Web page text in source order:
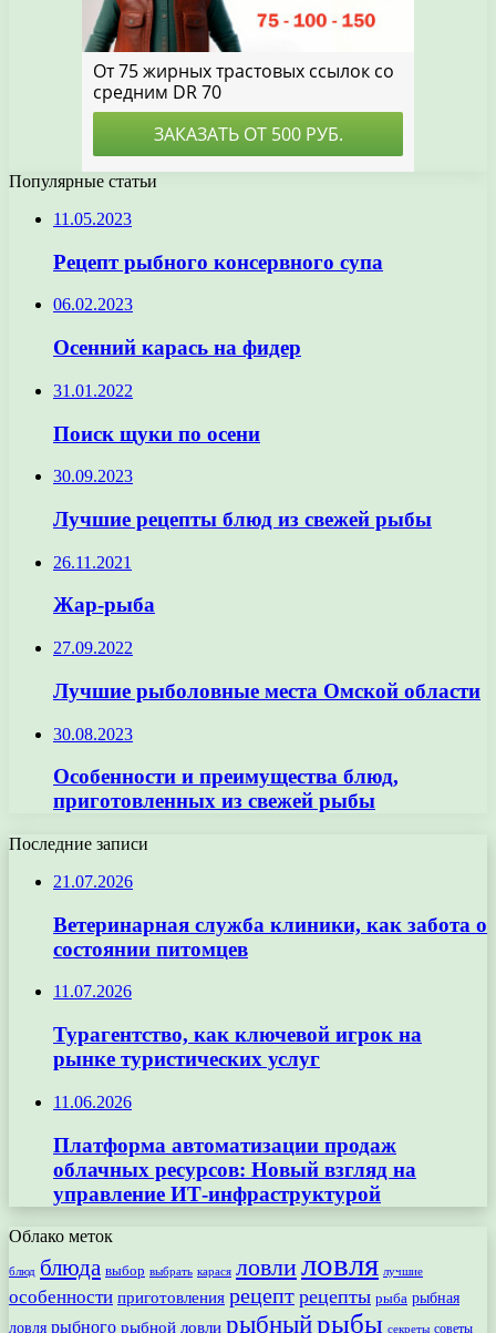
Популярные статьи
11.05.2023
Рецепт рыбного консервного супа
06.02.2023
Осенний карась на фидер
31.01.2022
Поиск щуки по осени
30.09.2023
Лучшие рецепты блюд из свежей рыбы
26.11.2021
Жар-рыба
27.09.2022
Лучшие рыболовные места Омской области
30.08.2023
Особенности и преимущества блюд,
приготовленных из свежей рыбы
Последние записи
21.07.2026
Ветеринарная служба клиники, как забота о
состоянии питомцев
11.07.2026
Турагентство, как ключевой игрок на
рынке туристических услуг
11.06.2026
Платформа автоматизации продаж
облачных ресурсов: Новый взгляд на
управление ИТ-инфраструктурой
Облако меток
блюд блюда выбор выбрать карася ловлиловля лучшие
особенности приготовления рецепт рецепты рыба рыбная
ловля рыбного рыбной ловли рыбныйрыбы секреты советы